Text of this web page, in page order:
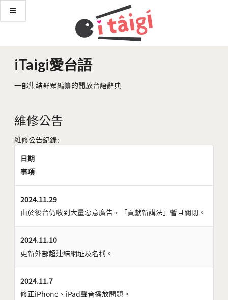
iTaigi愛台語
一部集結群眾編纂的開放台語辭典
維修公告
維修公告紀錄:
日期
事項
2024.11.29
由於後台仍收到大量惡意廣告，「貢獻新講法」暫且關閉。
2024.11.10
更新外部超連結網址及名稱。
2024.11.7
修正iPhone、iPad聲音播放問題。